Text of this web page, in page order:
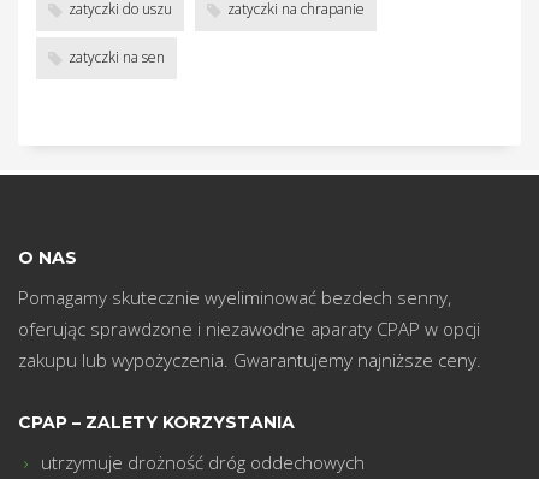
zatyczki do uszu zatyczki na chrapanie
zatyczki na sen
O NAS
Pomagamy skutecznie wyeliminować bezdech senny,
oferując sprawdzone i niezawodne aparaty CPAP w opcji
zakupu lub wypożyczenia. Gwarantujemy najniższe ceny.
CPAP – ZALETY KORZYSTANIA
utrzymuje drożność dróg oddechowych